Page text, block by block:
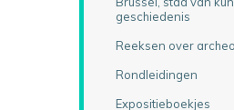
geschiedenis
Reeksen over
Rondleidingen
Expositieboekjes